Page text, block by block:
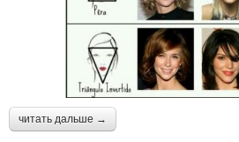
Волос для объема
Пышные волосы
читать дальше →